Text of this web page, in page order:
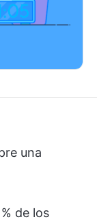
una
de los